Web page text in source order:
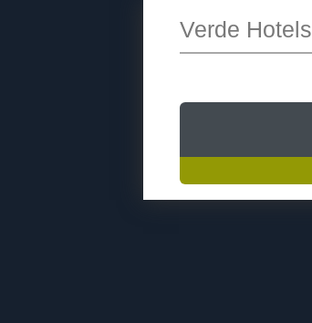
Verde Hotels